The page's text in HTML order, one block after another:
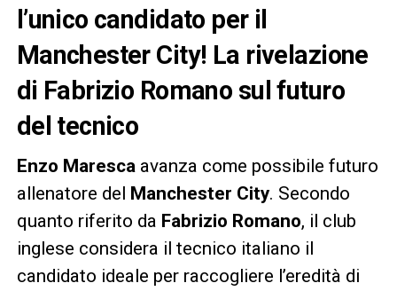
l’unico candidato per il
Manchester City! La rivelazione
di Fabrizio Romano sul futuro
del tecnico
Enzo Maresca avanza come possibile futuro
allenatore del Manchester City. Secondo
quanto riferito da Fabrizio Romano, il club
inglese considera il tecnico italiano il
candidato ideale per raccogliere l’eredità di